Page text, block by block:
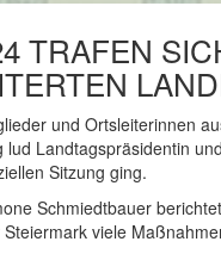
TRAFEN
und Ortsleiterinnen
lud Landtagspräsidentin
Sitzung ging.
Schmiedtbauer
viele